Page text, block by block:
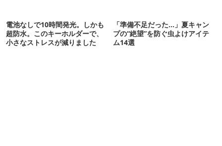
電池なしで10時間発光。しかも
超防水。このキーホルダーで、
小さなストレスが減りました
「準備不足だった…」夏キャン
プの“絶望”を防ぐ虫よけアイテ
ム14選